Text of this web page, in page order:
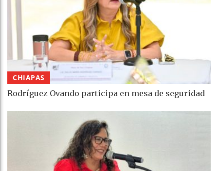
CHIAPAS
Rodríguez Ovando participa en mesa de seguridad